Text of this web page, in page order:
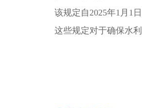
该规定自2025年1 月 1
这些规定对于确保水